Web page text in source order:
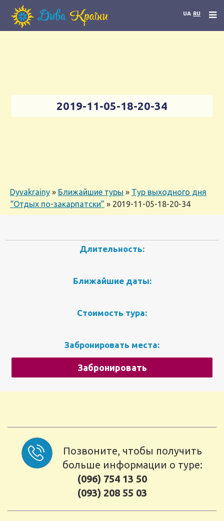
UA RU
2019-11-05-18-20-34
Dyvakrainy » Ближайшие туры » Тур выходного дня
“Отдых по-закарпатски” » 2019-11-05-18-20-34
Длительность:
Ближайшие даты:
Стоимость тура:
Забронировать места:
Забронировать
Позвоните, чтобы получить
больше информации о туре:
(096) 754 13 50
(093) 208 55 03